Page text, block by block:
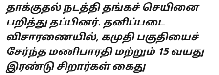
தாக்குதல் நடத்தி தங்கச் செயினை
பறித்து தப்பினர். தனிப்படை
விசாரணையில், கமுதி பகுதியைச்
சேர்ந்த மணிபாரதி மற்றும் 15 வயது
இரண்டு சிறார்கள் கைது